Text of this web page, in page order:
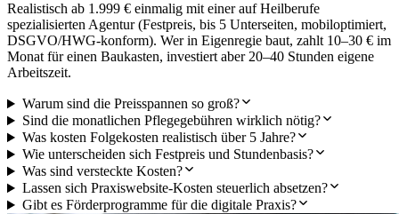
Realistisch ab 1.999 € einmalig mit einer auf Heilberufe
spezialisierten Agentur (Festpreis, bis 5 Unterseiten, mobiloptimiert,
DSGVO/HWG-konform). Wer in Eigenregie baut, zahlt 10–30 € im
Monat für einen Baukasten, investiert aber 20–40 Stunden eigene
Arbeitszeit.
Warum sind die Preisspannen so groß?
Sind die monatlichen Pflegegebühren wirklich nötig?
Was kosten Folgekosten realistisch über 5 Jahre?
Wie unterscheiden sich Festpreis und Stundenbasis?
Was sind versteckte Kosten?
Lassen sich Praxiswebsite-Kosten steuerlich absetzen?
Gibt es Förderprogramme für die digitale Praxis?